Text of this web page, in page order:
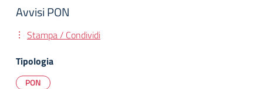
Avvisi PON
Stampa / Condividi
Tipologia
PON